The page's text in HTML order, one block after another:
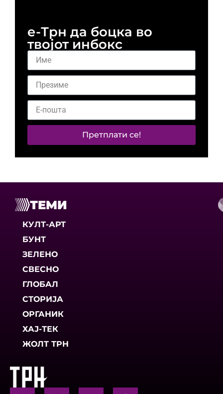
е-Трн да боцка во
твојот инбокс
Претплати се!
ТЕМИ
КУЛТ-АРТ
БУНТ
ЗЕЛЕНО
СВЕСНО
ГЛОБАЛ
СТОРИЈА
ОРГАНИК
ХАЈ-ТЕК
ЖОЛТ ТРН